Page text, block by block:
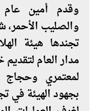
وقدم أمين عام
والصليب الأحمر،
تجندها هيئة
مدار العام لتقديم
لمعتمري وحجاج
بجهود الهيئة في